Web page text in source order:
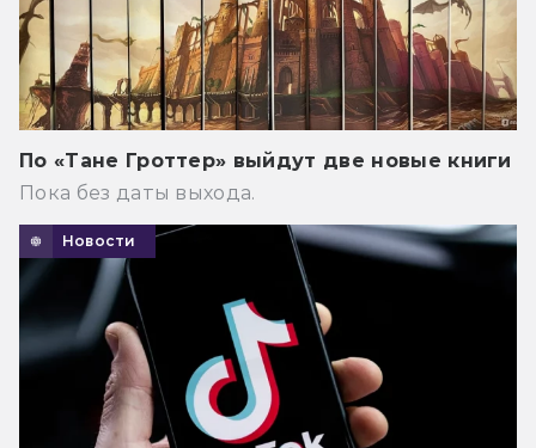
По «Тане Гроттер» выйдут две новые книги
Пока без даты выхода.
Новости